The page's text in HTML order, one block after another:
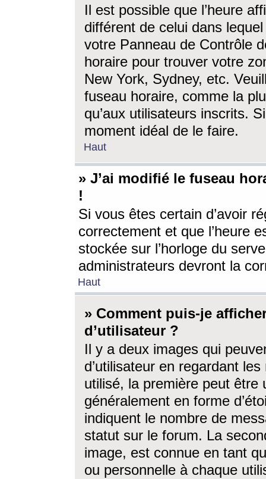
Il est possible que l’heure
différent de celui dans
votre Panneau de Contrôle
horaire pour trouver votre
New York, Sydney, etc.
fuseau horaire, comme la
qu’aux utilisateurs inscrits.
moment idéal de le faire.
Haut
» J’ai modifié le fuseau
!
Si vous êtes certain d’avoir
correctement et que l’heure
stockée sur l’horloge du
administrateurs devront la
Haut
» Comment puis-je
d’utilisateur ?
Il y a deux images qui
d’utilisateur en regardant
utilisé, la première peut être
généralement en forme
indiquent le nombre de
statut sur le forum. La
image, est connue en tant
ou personnelle à chaque